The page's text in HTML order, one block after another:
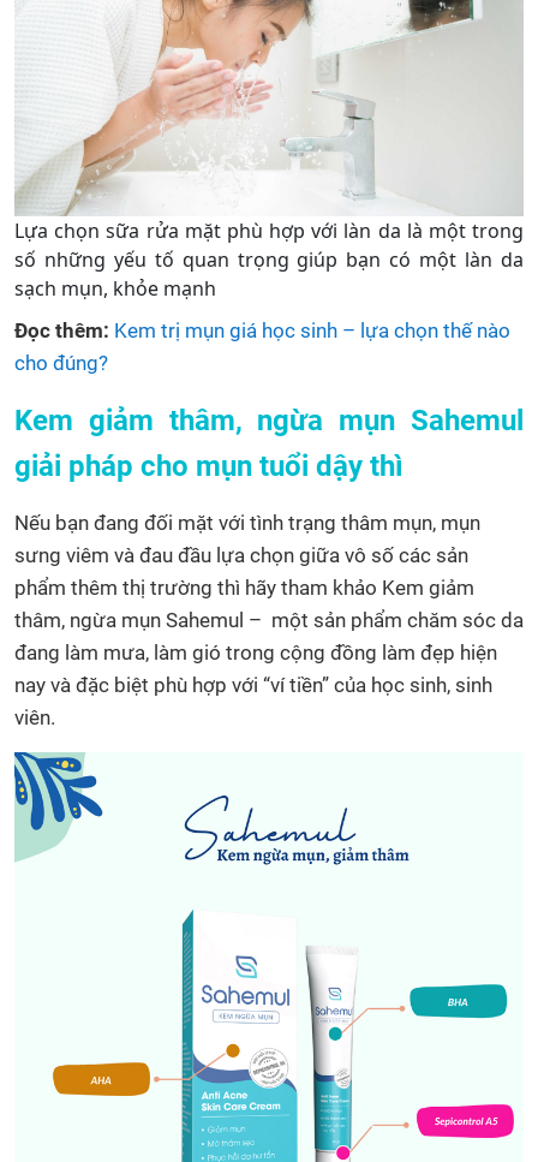
Lựa chọn sữa rửa mặt phù hợp với làn da là một trong
số những yếu tố quan trọng giúp bạn có một làn da
sạch mụn, khỏe mạnh
Đọc thêm: Kem trị mụn giá học sinh – lựa chọn thế nào
cho đúng?
Kem giảm thâm, ngừa mụn Sahemul
giải pháp cho mụn tuổi dậy thì
Nếu bạn đang đối mặt với tình trạng thâm mụn, mụn
sưng viêm và đau đầu lựa chọn giữa vô số các sản
phẩm thêm thị trường thì hãy tham khảo Kem giảm
thâm, ngừa mụn Sahemul – một sản phẩm chăm sóc da
đang làm mưa, làm gió trong cộng đồng làm đẹp hiện
nay và đặc biệt phù hợp với “ví tiền” của học sinh, sinh
viên.